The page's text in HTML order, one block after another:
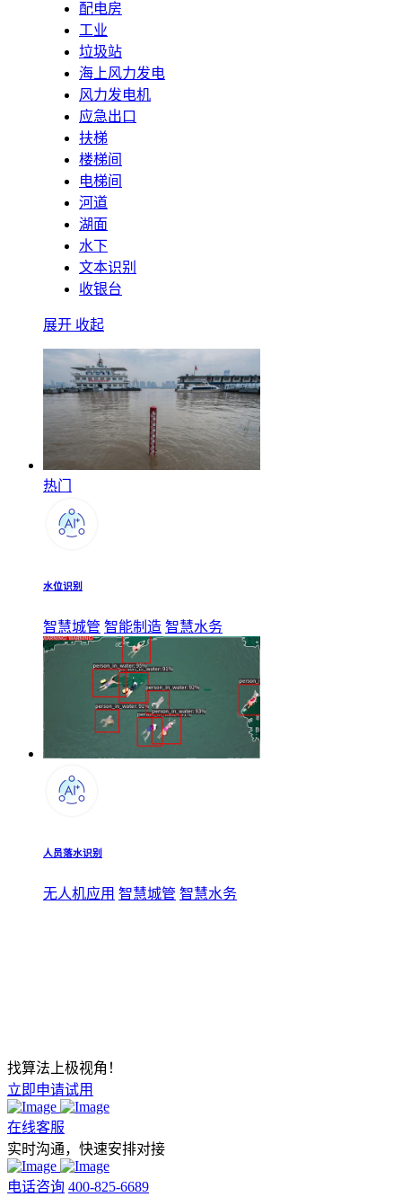
配电房
工业
垃圾站
海上风力发电
风力发电机
应急出口
扶梯
楼梯间
电梯间
河道
湖面
水下
文本识别
收银台
展开 收起
热门
水位识别
智慧城管 智能制造 智慧水务
人员落水识别
无人机应用 智慧城管 智慧水务
找算法上极视角！
立即申请试用
在线客服
实时沟通，快速安排对接
电话咨询 400-825-6689